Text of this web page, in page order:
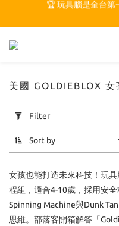
🍎 玩具腦
Filter
(0/20)
Range
(NT$)
美國 GOLDIEBLOX 女
Filter
Sort by
女孩也能打造未來科技！玩
程組，適合4-10歲，採用安
Spinning Machine與Dunk
思維。部落客開箱解答「